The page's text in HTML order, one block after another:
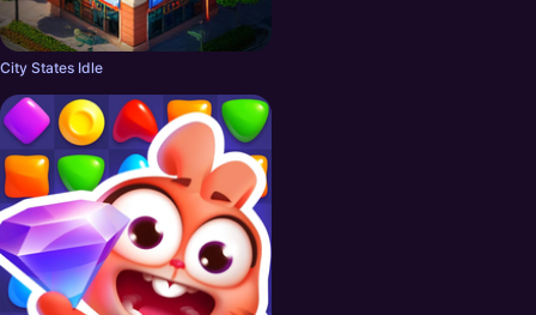
City States Idle